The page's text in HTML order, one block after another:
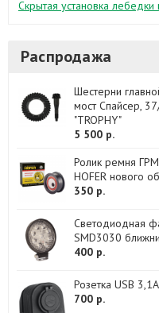
Скрытая установка
Распродажа
Шестерни
мост Спайсер,
"TROPHY"
5 500 р.
Ролик ремня
HOFER нового
350 р.
Светодиодная
SMD3030
400 р.
Розетка USB
700 р.